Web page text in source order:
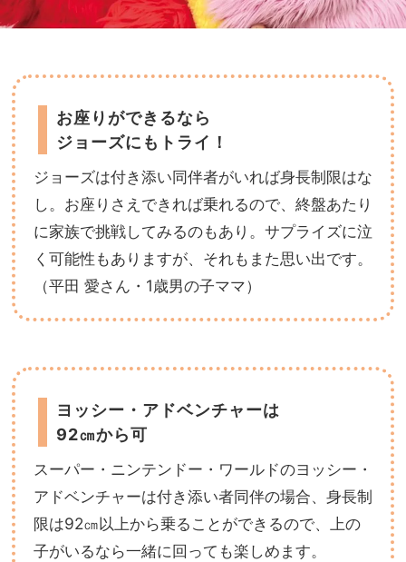
お座りができるなら
ジョーズにもトライ！
ジョーズは付き添い同伴者がいれば身長制限はな
し。お座りさえできれば乗れるので、終盤あたり
に家族で挑戦してみるのもあり。サプライズに泣
く可能性もありますが、それもまた思い出です。
（平田 愛さん・1歳男の子ママ）
ヨッシー・アドベンチャーは
92㎝から可
スーパー・ニンテンドー・ワールドのヨッシー・
アドベンチャーは付き添い者同伴の場合、身長制
限は92㎝以上から乗ることができるので、上の
子がいるなら一緒に回っても楽しめます。